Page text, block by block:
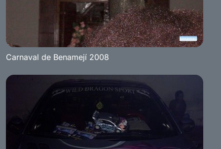
Carnaval de Benamejí 2008